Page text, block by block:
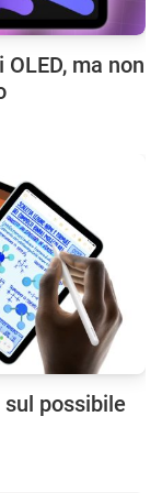
ma non
sul possibile